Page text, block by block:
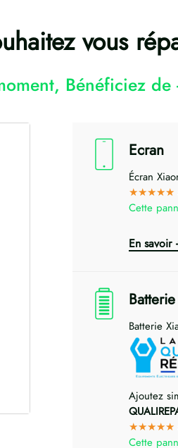
vous
Bénéficiez
Ecran
Écran
★★★★★
Cette
En savoir
Batterie
Batterie
Ajoutez
★★★★★
Cette